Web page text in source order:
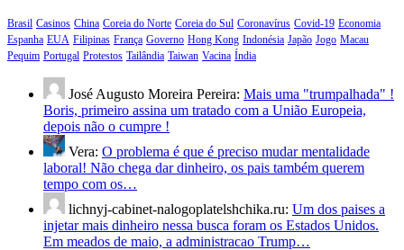
Brasil Casinos China Coreia do Norte Coreia do Sul Coronavírus Covid-19 Economia
Espanha EUA Filipinas França Governo Hong Kong Indonésia Japão Jogo Macau
Pequim Portugal Protestos Tailândia Taiwan Vacina Índia
José Augusto Moreira Pereira: Mais uma "trumpalhada" !
Boris, primeiro assina um tratado com a União Europeia,
depois não o cumpre !
Vera: O problema é que é preciso mudar mentalidade
laboral! Não chega dar dinheiro, os pais também querem
tempo com os…
lichnyj-cabinet-nalogoplatelshchika.ru: Um dos paises a
injetar mais dinheiro nessa busca foram os Estados Unidos.
Em meados de maio, a administracao Trump…